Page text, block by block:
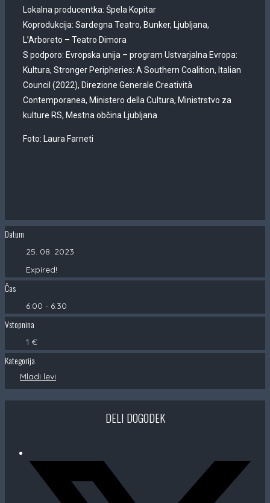
Lokalna producentka: Špela Kopitar
Koprodukcija: Sardegna Teatro, Bunker, Ljubljana,
L’Arboreto – Teatro Dimora
S podporo: Evropska unija – program Ustvarjalna Evropa:
Kultura, Stronger Peripheries: A Southern Coalition, Italian
Council (2022), Direzione Generale Creatività
Contemporanea, Ministero della Cultura, Ministrstvo za
kulture RS, Mestna občina Ljubljana
Foto: Laura Farneti
Datum
25. 08. 2023
Expired!
Čas
6:00 - 6:30
Vstopnina
1 €
Kategorija
Mladi levi
DELI DOGODEK